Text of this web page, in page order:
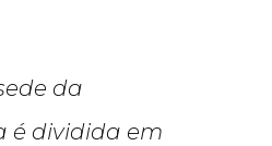
da
é dividida em